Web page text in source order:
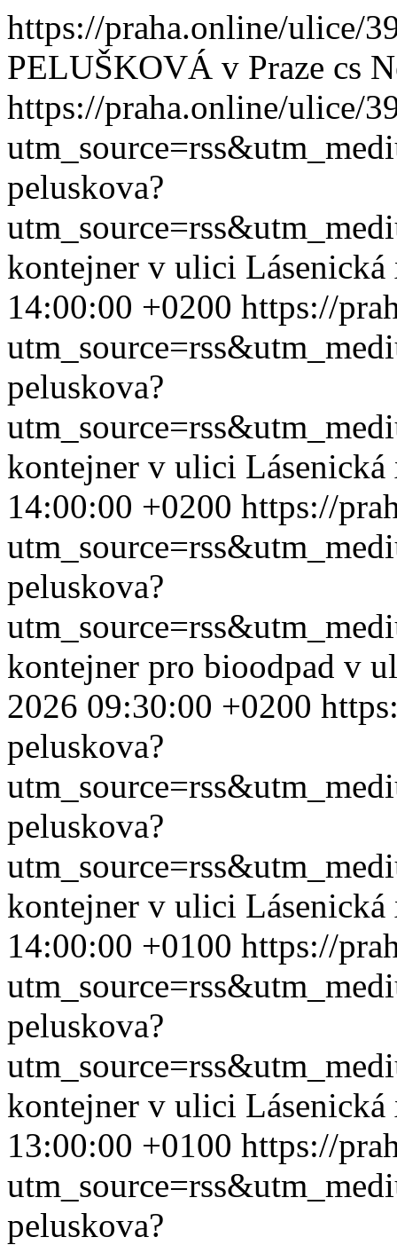
https://praha.online/ulice/
PELUŠKOVÁ v Praze cs
https://praha.online/ulice/
peluskova?
kontejner v ulici
14:00:00 +0200 https://
peluskova?
kontejner v ulici
14:00:00 +0200 https://
peluskova?
kontejner pro bioodpad v
2026 09:30:00 +0200
peluskova?
peluskova?
kontejner v ulici
14:00:00 +0100 https://
peluskova?
kontejner v ulici
13:00:00 +0100 https://
peluskova?